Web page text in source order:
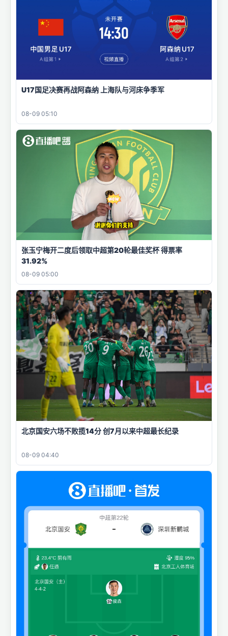
U17国足决赛再战阿森纳 上海队与河床争季军
08-09 05:10
张玉宁梅开二度后领取中超第20轮最佳奖杯 得票率
31.92%
08-09 05:00
北京国安六场不败揽14分 创7月以来中超最长纪录
08-09 04:40